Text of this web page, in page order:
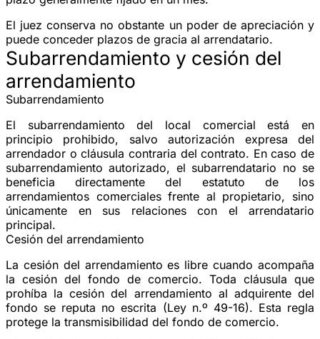
El juez conserva no obstante un poder de apreciacióny
puede conceder plazos de gracia al arrendatario.
Subarrendamiento y cesión del
arrendamiento
Subarrendamiento
El subarrendamiento del local comercial está en
principio prohibido, salvo autorización expresa del
arrendador o cláusula contraria del contrato. En caso de
subarrendamiento autorizado, el subarrendatario no se
beneficia directamente del estatuto de los
arrendamientos comerciales frente al propietario, sino
únicamente en sus relaciones con el arrendatario
principal.
Cesión del arrendamiento
La cesión del arrendamiento es libre cuando acompaña
la cesión del fondo de comercio. Toda cláusula que
prohíba la cesión del arrendamiento al adquirente del
fondo se reputa no escrita (Ley n.º 49-16). Esta regla
protege la transmisibilidad del fondo de comercio.